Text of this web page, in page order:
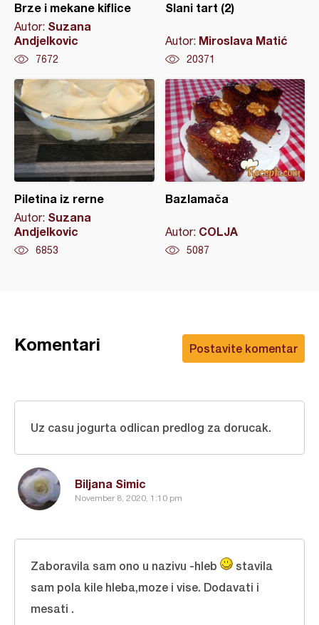
Brze i mekane kiflice
Autor: Suzana
Andjelkovic
7672
Slani tart (2)
Autor: Miroslava Matić
20371
Piletina iz rerne
Autor: Suzana
Andjelkovic
6853
Bazlamača
Autor: COLJA
5087
Postavite komentar
Komentari
Biljana Simic
November 8, 2020, 1:10 pm
Uz casu jogurta odlican predlog za dorucak.
Zaboravila sam ono u nazivu -hleb
stavila
sam pola kile hleba,moze i vise. Dodavati i
mesati .